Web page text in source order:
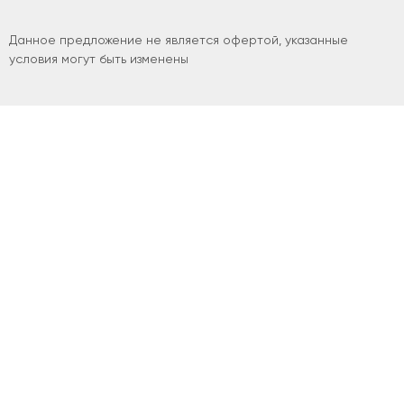
Данное предложение не является офертой, указанные
условия могут быть изменены